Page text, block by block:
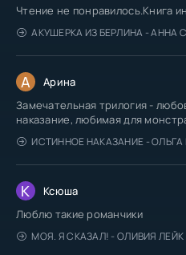
Чтение не понравилось.Книга
АКУШЕРКА ИЗ БЕРЛИНА - АННА
А Арина
Замечательная трилогия -
наказание, любимая для
ИСТИННОЕ НАКАЗАНИЕ -
К Ксюша
Люблю такие романчики
МОЯ. Я СКАЗАЛ! - ОЛИВИЯ ЛЕЙК